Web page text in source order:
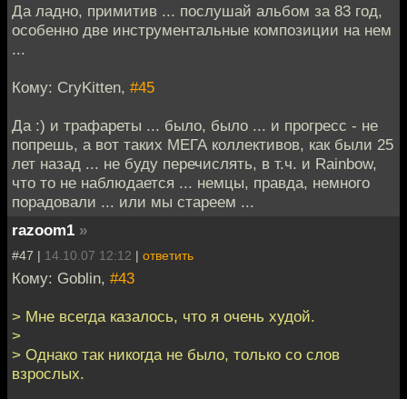
Да ладно, примитив ... послушай альбом за 83 год,
особенно две инструментальные композиции на нем
...
Кому: CryKitten, #45
Да :) и трафареты ... было, было ... и прогресс - не
попрешь, а вот таких МЕГА коллективов, как были 25
лет назад ... не буду перечислять, в т.ч. и Rainbow,
что то не наблюдается ... немцы, правда, немного
порадовали ... или мы стареем ...
razoom1 »
#47 | 14.10.07 12:12 | ответить
Кому: Goblin, #43
> Мне всегда казалось, что я очень худой.
>
> Однако так никогда не было, только со слов
взрослых.